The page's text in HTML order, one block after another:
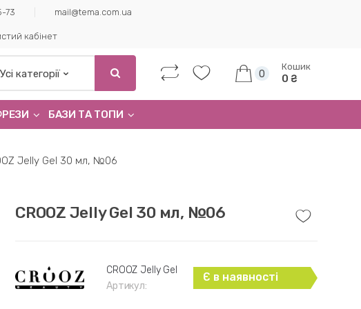
73 mail@tema.com.ua
кабінет
0
Кошик
0 ₴
БАЗИ ТА ТОПИ
Jelly Gel 30 мл, №06
CROOZ Jelly Gel 30 мл, №06
CROOZ Jelly Gel
Артикул:
Є в наявності